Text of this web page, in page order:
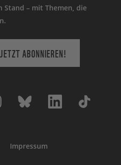
Stand – mit Themen, die
ABONNIEREN!
Impressum